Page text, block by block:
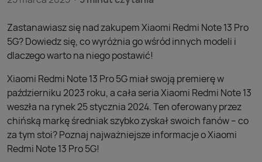
Zastanawiasz się nad zakupem Xiaomi Redmi Note 13 Pro
5G? Dowiedz się, co wyróżnia go wśród innych modeli i
dlaczego warto na niego postawić!
Xiaomi Redmi Note 13 Pro 5G miał swoją premierę w
październiku 2023 roku, a cała seria Xiaomi Redmi Note 13
weszła na rynek 25 stycznia 2024. Ten oferowany przez
chińską markę średniak szybko zyskał swoich fanów – co
za tym stoi? Poznaj najważniejsze informacje o Xiaomi
Redmi Note 13 Pro 5G!